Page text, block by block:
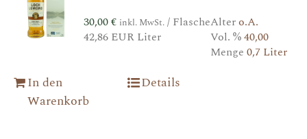
30,00€ inkl. MwSt./ Flasche
42,86 EUR Liter
Altero.A.
Vol. %40,00
Menge 0,7 Liter
In den
Warenkorb
Details